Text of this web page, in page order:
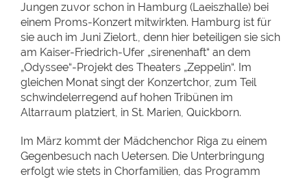
Jungen zuvor schon in Hamburg (Laeiszhalle) bei
einem Proms-Konzert mitwirkten. Hamburg ist für
sie auch im Juni Zielort., denn hier beteiligen sie sich
am Kaiser-Friedrich-Ufer „sirenenhaft“ an dem
„Odyssee“-Projekt des Theaters „Zeppelin“. Im
gleichen Monat singt der Konzertchor, zum Teil
schwindelerregend auf hohen Tribünen im
Altarraum platziert, in St. Marien, Quickborn.
Im März kommt der Mädchenchor Riga zu einem
Gegenbesuch nach Uetersen. Die Unterbringung
erfolgt wie stets in Chorfamilien, das Programm